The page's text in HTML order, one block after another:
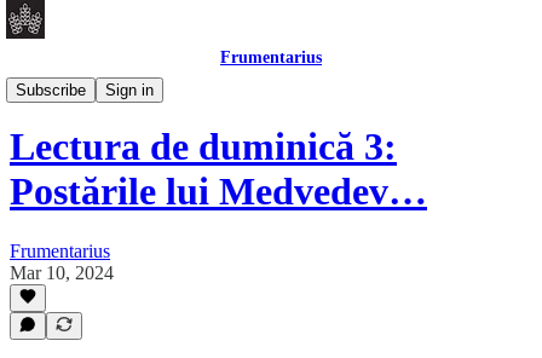
Frumentarius
Subscribe
Sign in
Daily Brief
Lectura de duminică 3:
Postările lui Medvedev…
Frumentarius
Mar 10, 2024